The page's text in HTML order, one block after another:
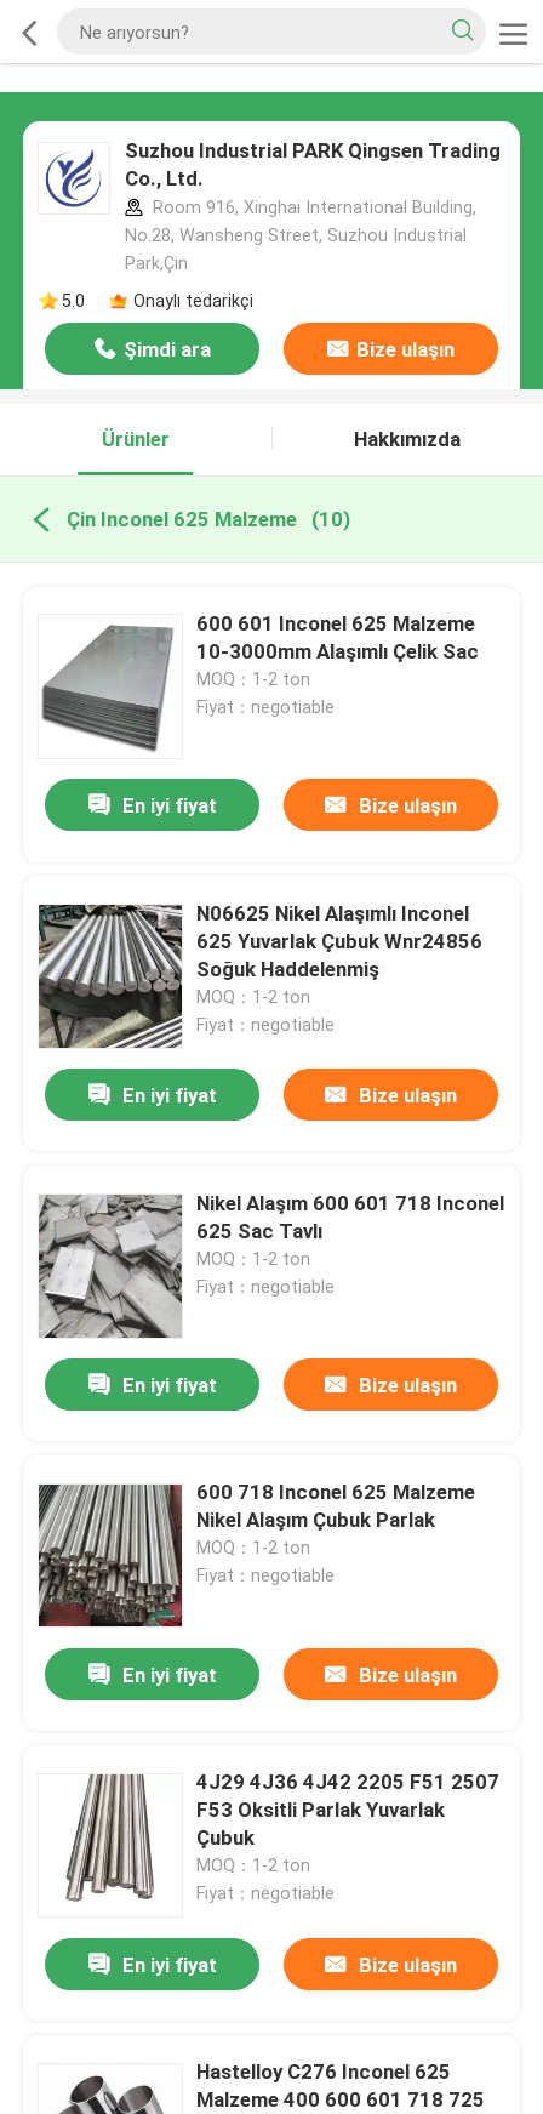
Suzhou Industrial PARK Qingsen Trading
Co., Ltd.
Room 916, Xinghai International Building,
No.28, Wansheng Street, Suzhou Industrial
Park,Çin
5.0
Onaylı tedarikçi
Şimdi ara Bize ulaşın
Ürünler Hakkımızda
Çin Inconel 625 Malzeme (10)
600 601 Inconel 625 Malzeme
10-3000mm Alaşımlı Çelik Sac
MOQ：1-2 ton
Fiyat：negotiable
En iyi fiyat Bize ulaşın
N06625 Nikel Alaşımlı Inconel
625 Yuvarlak Çubuk Wnr24856
Soğuk Haddelenmiş
MOQ：1-2 ton
Fiyat：negotiable
En iyi fiyat Bize ulaşın
Nikel Alaşım 600 601 718 Inconel
625 Sac Tavlı
MOQ：1-2 ton
Fiyat：negotiable
En iyi fiyat Bize ulaşın
600 718 Inconel 625 Malzeme
Nikel Alaşım Çubuk Parlak
MOQ：1-2 ton
Fiyat：negotiable
En iyi fiyat Bize ulaşın
4J29 4J36 4J42 2205 F51 2507
F53 Oksitli Parlak Yuvarlak
Çubuk
MOQ：1-2 ton
Fiyat：negotiable
En iyi fiyat Bize ulaşın
Hastelloy C276 Inconel 625
Malzeme 400 600 601 718 725